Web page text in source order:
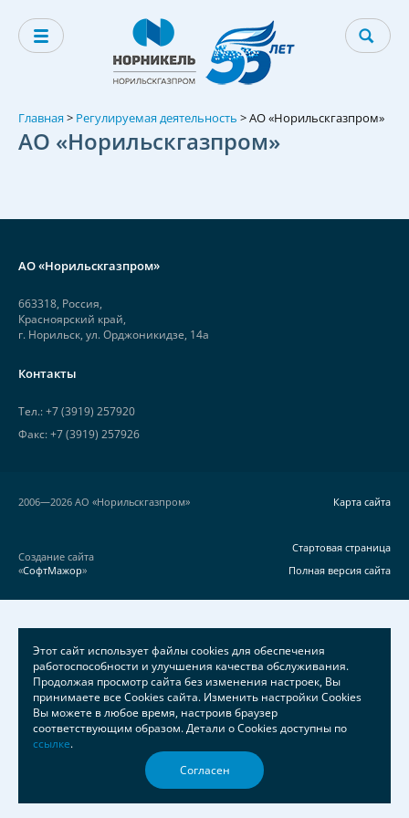
Главная > Регулируемая деятельность >АО «Норильскгазпром»
АО «Норильскгазпром»
АО «Норильскгазпром»
663318, Россия,
Красноярский край,
г. Норильск, ул. Орджоникидзе, 14а
Контакты
Тел.: +7 (3919) 257920
Факс: +7 (3919) 257926
2006—2026 АО «Норильскгазпром» Карта сайта
Полная версия сайта
Стартовая страница
Создание сайта
«СофтМажор»
Этот сайт использует файлы cookies для обеспечения
работоспособности и улучшения качества обслуживания.
Продолжая просмотр сайта без изменения настроек, Вы
принимаете все Cookies сайта. Изменить настройки Cookies
Вы можете в любое время, настроив браузер
соответствующим образом. Детали о Cookies доступны по
ссылке.
Согласен